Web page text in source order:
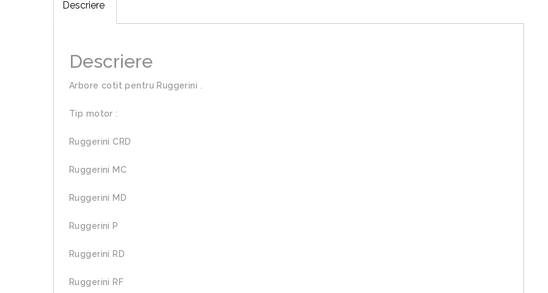
Descriere
Descriere
Arbore cotit pentru Ruggerini .
Tip motor :
Ruggerini CRD
Ruggerini MC
Ruggerini MD
Ruggerini P
Ruggerini RD
Ruggerini RF